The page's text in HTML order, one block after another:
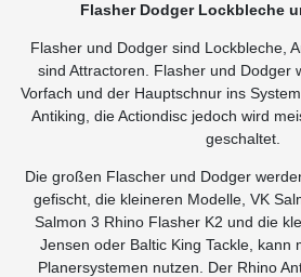
Flasher Dodger Lockbleche
Flasher und Dodger sind Lockbleche,
sind Attractoren. Flasher und Dodger
Vorfach und der Hauptschnur ins
Antiking, die Actiondisc jedoch wird
geschaltet.
Die großen Flascher und Dodger
gefischt, die kleineren Modelle, VK
Salmon 3 Rhino Flasher K2 und die
Jensen oder Baltic King Tackle, kann
Planersystemen nutzen. Der Rhino